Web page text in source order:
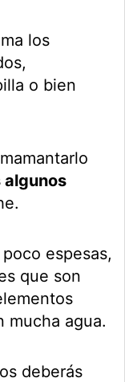
los
o bien
espesas,
que son
mucha agua.
deberás